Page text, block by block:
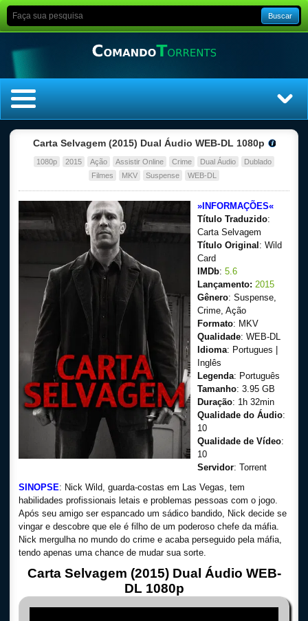
Buscar
Home
Top Filmes
Top Séries
Filmes
Dublado
Legendado
Carta Selvagem (2015) Dual Áudio WEB-DL 1080p
1080p 2015 Ação Assistir Online Crime Dual Áudio
Dublado
Filmes
MKV Suspense WEB-DL
»INFORMAÇÕES«
Título Traduzido:
Carta Selvagem
Título Original : Wild
Card
IMDb: 5.6
Lançamento: 2015
Gênero: Suspense,
Crime, Ação
Formato: MKV
Qualidade: WEB-DL
Idioma: Portugues |
Inglês
Legenda: Português
Tamanho: 3.95 GB
Duração: 1h 32min
Qualidade do Áudio:
10
Qualidade de Vídeo:
10
Servidor: Torrent
SINOPSE: Nick Wild, guarda-costas em Las Vegas, tem
habilidades profissionais letais e problemas pessoas com o jogo.
Após seu amigo ser espancado um sádico bandido, Nick decide se
vingar e descobre que ele é filho de um poderoso chefe da máfia.
Nick mergulha no mundo do crime e acaba perseguido pela máfia,
tendo apenas uma chance de mudar sua sorte.
Carta Selvagem (2015) Dual Áudio WEB-
DL 1080p